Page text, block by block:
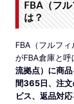
FBA（フ
は？
FBA（フルフ
がFBA倉庫と呼
流拠点）に商
間365日、注文
ビス、返品対